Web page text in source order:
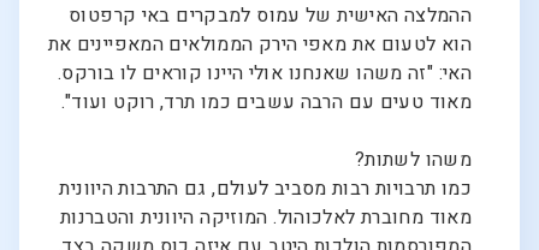
ההמלצה האישית של עמוס למבקרים באי קרפטוס
הוא לטעום את מאפי הירק הממולאים המאפיינים את
האי: "זה משהו שאנחנו אולי היינו קוראים לו בורקס.
מאוד טעים עם הרבה עשבים כמו תרד, רוקט ועוד".
משהו לשתות?
כמו תרבויות רבות מסביב לעולם, גם התרבות היוונית
מאוד מחוברת לאלכוהול. המוזיקה היוונית והטברנות